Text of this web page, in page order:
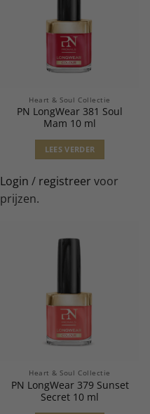
Heart & Soul Collectie
PN LongWear 381 Soul
Mam 10 ml
LEES VERDER
Login / registreer voor
prijzen.
Heart & Soul Collectie
PN LongWear 379 Sunset
Secret 10 ml